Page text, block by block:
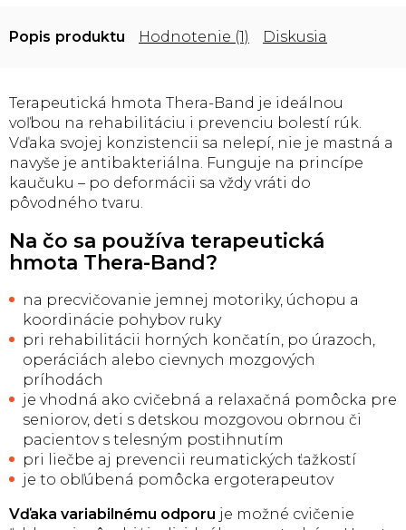
Popis Hodnotenie (1) Diskusia
Terapeutická hmota Thera-Band je ideálnou
voľbou na rehabilitáciu i prevenciu bolestí rúk.
Vďaka svojej konzistencii sa nelepí, nie je mastná a
navyše je antibakteriálna. Funguje na princípe
kaučuku – po deformácii sa vždy vráti do
pôvodného tvaru.
Na čo sa používa terapeutická
hmota Thera-Band?
na precvičovanie jemnej motoriky, úchopu a
koordinácie pohybov ruky
pri rehabilitácii horných končatín, po úrazoch,
operáciách alebo cievnych mozgových
príhodách
je vhodná ako cvičebná a relaxačná pomôcka pre
seniorov, deti s detskou mozgovou obrnou či
pacientov s telesným postihnutím
pri liečbe aj prevencii reumatických ťažkostí
je to obľúbená pomôcka ergoterapeutov
Vďaka variabilnému odporu je možné cvičenie